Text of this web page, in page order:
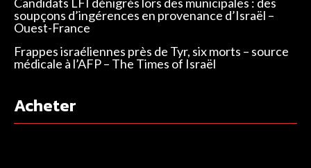
soupçons d’ingérences en provenance d’Israël –
Ouest-France
Frappes israéliennes près de Tyr, six morts – source
médicale à l’AFP – The Times of Israël
Acheter